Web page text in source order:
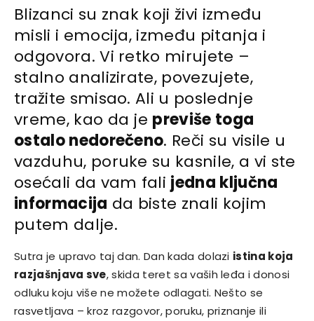
Blizanci su znak koji živi između
misli i emocija, između pitanja i
odgovora. Vi retko mirujete –
stalno analizirate, povezujete,
tražite smisao. Ali u poslednje
vreme, kao da je previše toga
ostalo nedorečeno. Reči su visile u
vazduhu, poruke su kasnile, a vi ste
osećali da vam fali jedna ključna
informacija da biste znali kojim
putem dalje.
Sutra je upravo taj dan. Dan kada dolazi istina koja
razjašnjava sve, skida teret sa vaših leđa i donosi
odluku koju više ne možete odlagati. Nešto se
rasvetljava – kroz razgovor, poruku, priznanje ili